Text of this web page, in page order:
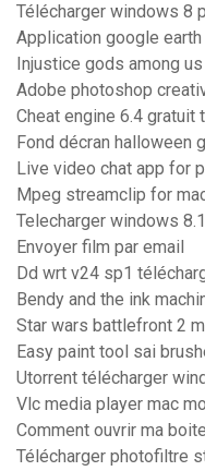
Télécharger windows 8
Application google earth
Injustice gods among
Adobe photoshop
Cheat engine 6.4
Fond décran halloween
Live video chat app for
Mpeg streamclip for
Telecharger windows
Envoyer film par email
Dd wrt v24 sp1
Bendy and the ink
Star wars battlefront 2
Easy paint tool sai
Utorrent télécharger
Vlc media player mac
Comment ouvrir ma
Télécharger photofiltre